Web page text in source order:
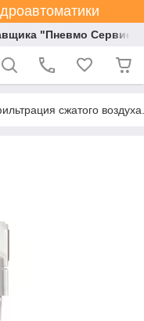
"Пневмо Сервис
сжатого